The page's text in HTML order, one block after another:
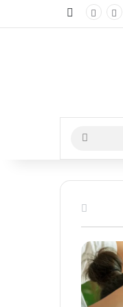
برای
ماسور
با
ماساژور